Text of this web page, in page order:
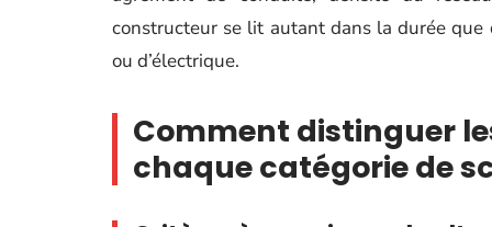
constructeur se lit autant dans la durée que
ou d’électrique.
Comment distinguer
chaque catégorie de